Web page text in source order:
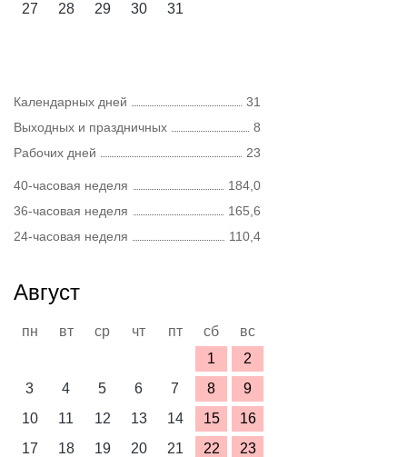
27
28 29 30 31
Календарных дней
31
Выходных и праздничных
8
Рабочих дней
23
40-часовая неделя
184,0
36-часовая неделя
165,6
24-часовая неделя
110,4
Август
пн вт ср чт пт сб
вс
1
2
3
4 5 6 7 8
9
10
11 12 13 14 15
16
17
18 19 20 21 22
23